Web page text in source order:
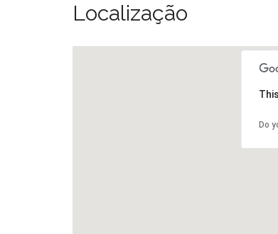
Localização
Do